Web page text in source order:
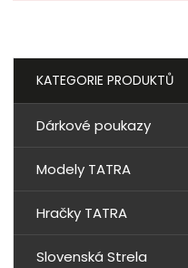
KATEGORIE PRODUKTŮ
Dárkové poukazy
Modely TATRA
Hračky TATRA
Slovenská Strela